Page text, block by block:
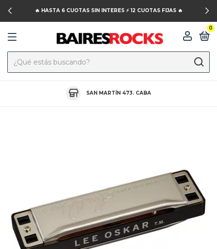
🔥 HASTA 6 CUOTAS SIN INTERES ⚡️ 12 CUOTAS FIJAS 🔥
0
SAN MARTÍN 473. CABA